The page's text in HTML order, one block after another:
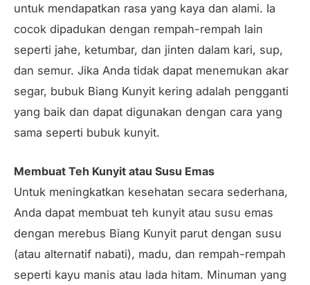
untuk mendapatkan rasa yang kaya dan alami. Ia
cocok dipadukan dengan rempah-rempah lain
seperti jahe, ketumbar, dan jinten dalam kari, sup,
dan semur. Jika Anda tidak dapat menemukan akar
segar, bubuk Biang Kunyit kering adalah pengganti
yang baik dan dapat digunakan dengan cara yang
sama seperti bubuk kunyit.
Membuat Teh Kunyit atau Susu Emas
Untuk meningkatkan kesehatan secara sederhana,
Anda dapat membuat teh kunyit atau susu emas
dengan merebus Biang Kunyit parut dengan susu
(atau alternatif nabati), madu, dan rempah-rempah
seperti kayu manis atau lada hitam. Minuman yang